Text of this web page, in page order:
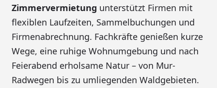
Zimmervermietung unterstützt Firmen mit
flexiblen Laufzeiten, Sammelbuchungen und
Firmenabrechnung. Fachkräfte genießen kurze
Wege, eine ruhige Wohnumgebung und nach
Feierabend erholsame Natur – von Mur-
Radwegen bis zu umliegenden Waldgebieten.